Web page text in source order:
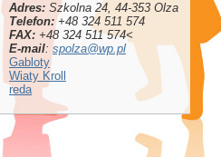
Adres: Szkolna 24, 44-353 Olza
Telefon:+48 324 511 574
FAX: +48 324 511 574<
E-mail: spolza@wp.pl
Gabloty
Wiaty Kroll
reda